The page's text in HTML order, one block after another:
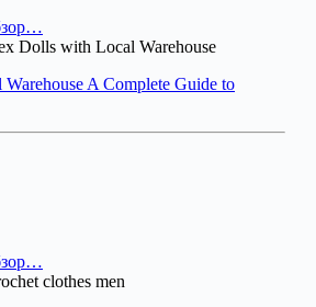
Dolls with Local Warehouse
A Complete Guide to
clothes men